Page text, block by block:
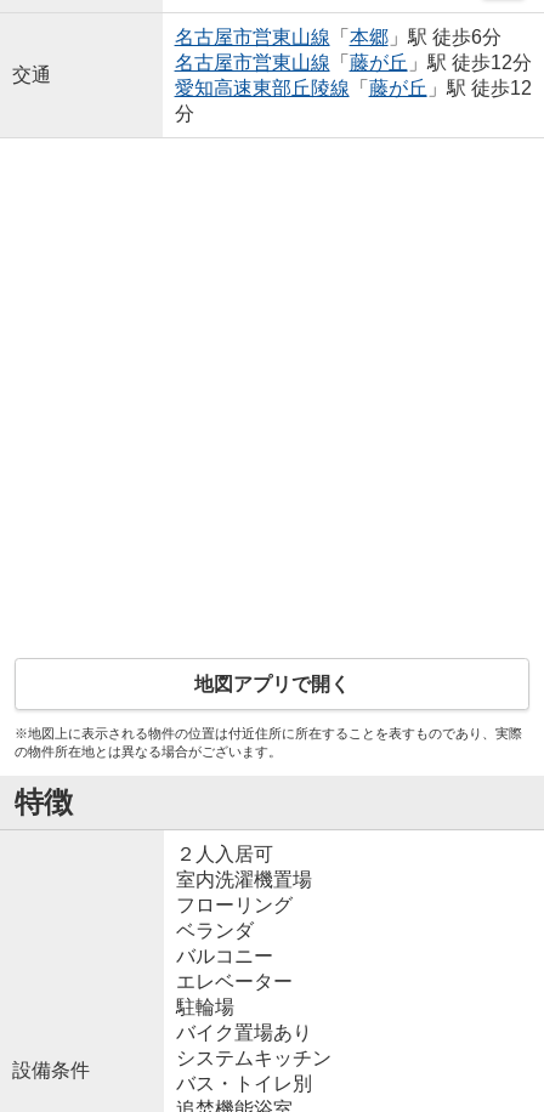
交通
名古屋市営東山線 「 本郷」駅 徒歩6分
名古屋市営東山線 「 藤が丘 」駅 徒歩12分
愛知高速東部丘陵線 「 藤が丘 」駅 徒歩12
分
地図アプリで開く
※地図上に表示される物件の位置は付近住所に所在することを表すものであり、実際
の物件所在地とは異なる場合がございます。
特徴
設備条件
２人入居可
室内洗濯機置場
フローリング
ベランダ
バルコニー
エレベーター
駐輪場
バイク置場あり
システムキッチン
バス・トイレ別